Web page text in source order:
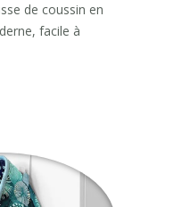
de coussin en
facile à